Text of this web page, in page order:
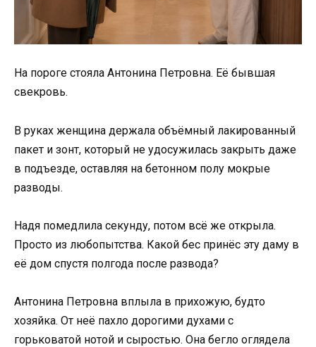
На пороге стояла Антонина Петровна. Её бывшая
свекровь.
В руках женщина держала объёмный лакированный
пакет и зонт, который не удосужилась закрыть даже
в подъезде, оставляя на бетонном полу мокрые
разводы.
Надя помедлила секунду, потом всё же открыла.
Просто из любопытства. Какой бес принёс эту даму в
её дом спустя полгода после развода?
Антонина Петровна вплыла в прихожую, будто
хозяйка. От неё пахло дорогими духами с
горьковатой нотой и сыростью. Она бегло оглядела